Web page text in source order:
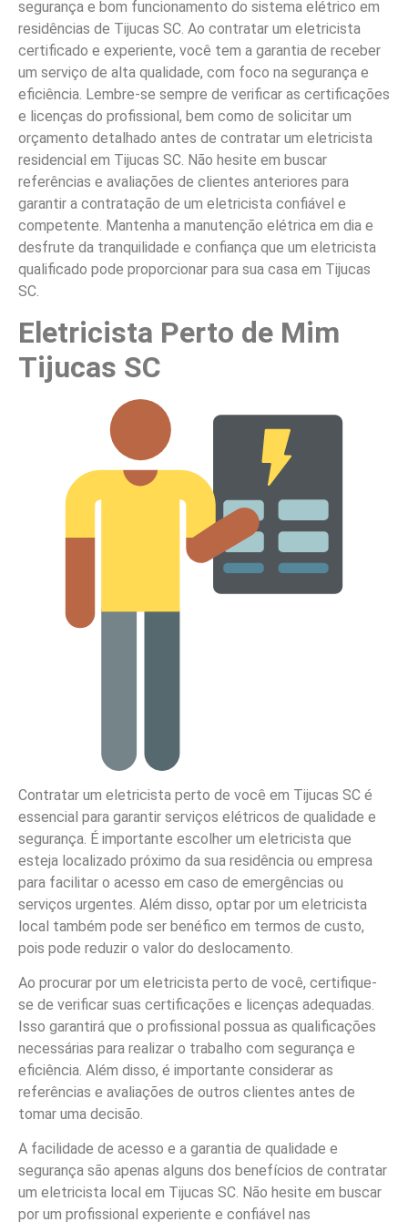
segurança e bom funcionamento do sistema elétrico em
residências de Tijucas SC. Ao contratar um eletricista
certificado e experiente, você tem a garantia de receber
um serviço de alta qualidade, com foco na segurança e
eficiência. Lembre-se sempre de verificar as certificações
e licenças do profissional, bem como de solicitar um
orçamento detalhado antes de contratar um eletricista
residencial em Tijucas SC. Não hesite em buscar
referências e avaliações de clientes anteriores para
garantir a contratação de um eletricista confiável e
competente. Mantenha a manutenção elétrica em dia e
desfrute da tranquilidade e confiança que um eletricista
qualificado pode proporcionar para sua casa em Tijucas
SC.
Eletricista Perto de Mim
Tijucas SC
Contratar um eletricista perto de você em Tijucas SC é
essencial para garantir serviços elétricos de qualidade e
segurança. É importante escolher um eletricista que
esteja localizado próximo da sua residência ou empresa
para facilitar o acesso em caso de emergências ou
serviços urgentes. Além disso, optar por um eletricista
local também pode ser benéfico em termos de custo,
pois pode reduzir o valor do deslocamento.
Ao procurar por um eletricista perto de você, certifique-
se de verificar suas certificações e licenças adequadas.
Isso garantirá que o profissional possua as qualificações
necessárias para realizar o trabalho com segurança e
eficiência. Além disso, é importante considerar as
referências e avaliações de outros clientes antes de
tomar uma decisão.
A facilidade de acesso e a garantia de qualidade e
segurança são apenas alguns dos benefícios de contratar
um eletricista local em Tijucas SC. Não hesite em buscar
por um profissional experiente e confiável nas